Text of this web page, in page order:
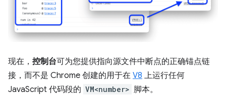
现在， 控制台可为您提供指向源文件中断点的正确锚点链
接，而不是 Chrome 创建的用于在 V8 上运行任何
JavaScript 代码段的 VM<number> 脚本。